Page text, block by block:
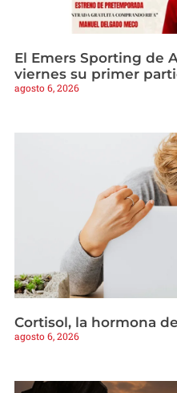
El Emers Sporting de
viernes su primer
agosto 6, 2026
Cortisol, la hormona
agosto 6, 2026